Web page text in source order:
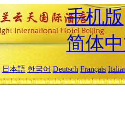
手机版
简体
日本語 한국어 Deutsch Français